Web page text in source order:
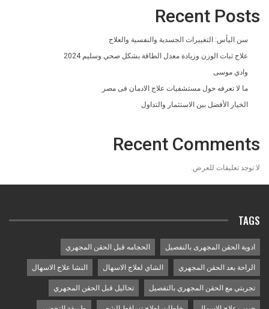
Recent Posts
سن اليأس: التغييرات الجسدية والنفسية والعلاج
علاج ثبات الوزن وزيادة معدل الطاقة بشكل صحي وسليم 2024
وادي موسى
ما لا تعرفه حول مستشفيات علاج الادمان فى مصر
الخيار الأفضل بين الاستثمار والتداول
Recent Comments
لا توجد تعليقات للعرض.
TAGS
ادوية الحقن المجهرى بالتفصيل الحجامه قبل الحقن المجهري
الراحة بعد الحقن المجهري الشاي لعلاج الاسهال النشا علاج الاسهال
تجربتي مع الحقن المجهري بالتفصيل تحاليل قبل الحقن المجهري